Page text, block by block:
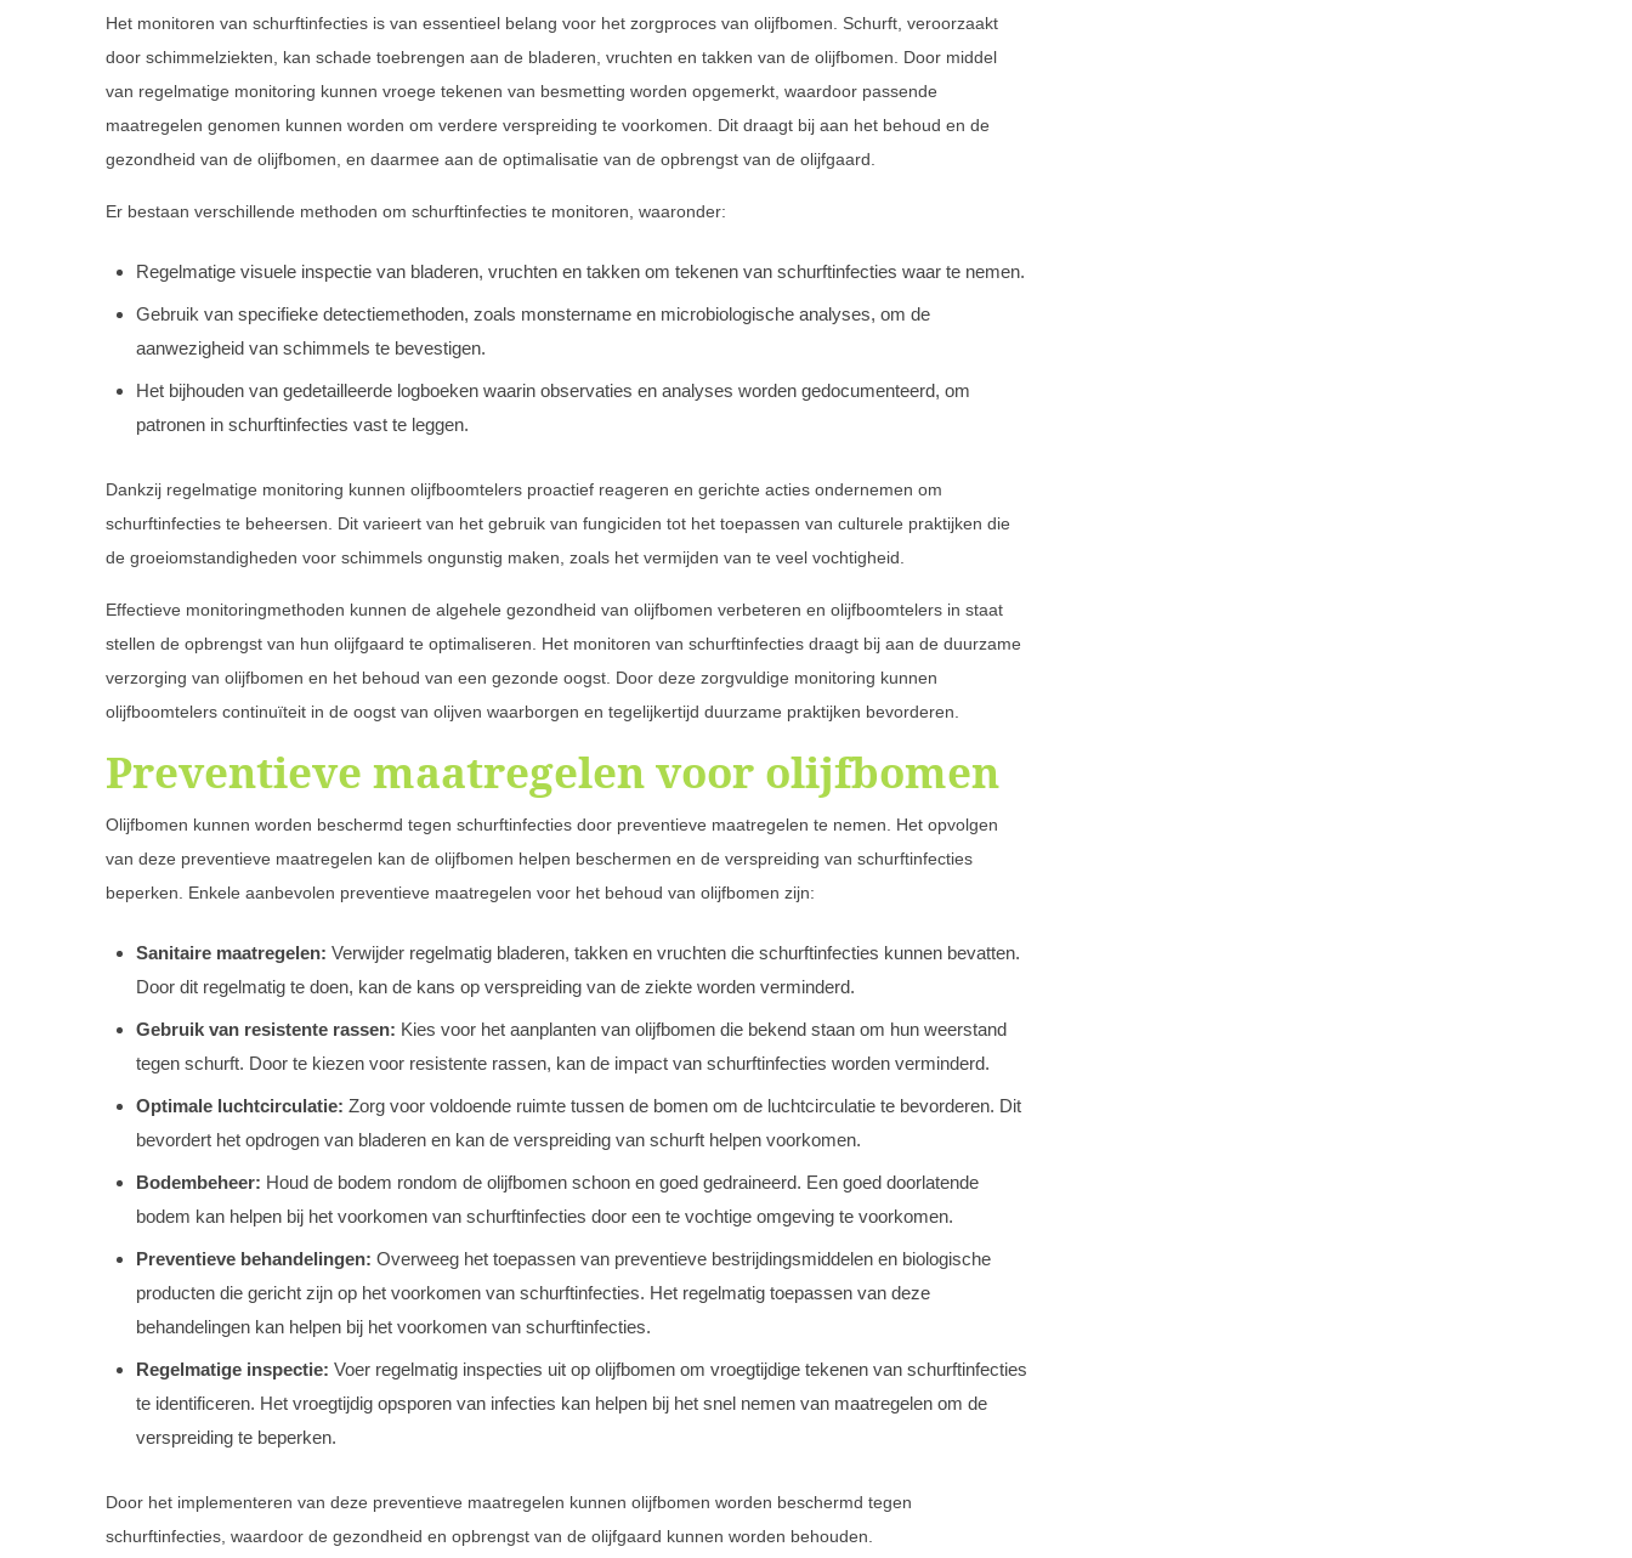
Het monitoren van schurftinfecties is van essentieel belang voor het zorgproces van olijfbomen. Schurft, veroorzaakt
door schimmelziekten, kan schade toebrengen aan de bladeren, vruchten en takken van de olijfbomen. Door middel
van regelmatige monitoring kunnen vroege tekenen van besmetting worden opgemerkt, waardoor passende
maatregelen genomen kunnen worden om verdere verspreiding te voorkomen. Dit draagt bij aan het behoud en de
gezondheid van de olijfbomen, en daarmee aan de optimalisatie van de opbrengst van de olijfgaard.
Er bestaan verschillende methoden om schurftinfecties te monitoren, waaronder:
Regelmatige visuele inspectie van bladeren, vruchten en takken om tekenen van schurftinfecties waar te nemen.
Gebruik van specifieke detectiemethoden, zoals monstername en microbiologische analyses, om de
aanwezigheid van schimmels te bevestigen.
Het bijhouden van gedetailleerde logboeken waarin observaties en analyses worden gedocumenteerd, om
patronen in schurftinfecties vast te leggen.
Dankzij regelmatige monitoring kunnen olijfboomtelers proactief reageren en gerichte acties ondernemen om
schurftinfecties te beheersen. Dit varieert van het gebruik van fungiciden tot het toepassen van culturele praktijken die
de groeiomstandigheden voor schimmels ongunstig maken, zoals het vermijden van te veel vochtigheid.
Effectieve monitoringmethoden kunnen de algehele gezondheid van olijfbomen verbeteren en olijfboomtelers in staat
stellen de opbrengst van hun olijfgaard te optimaliseren. Het monitoren van schurftinfecties draagt bij aan de duurzame
verzorging van olijfbomen en het behoud van een gezonde oogst. Door deze zorgvuldige monitoring kunnen
olijfboomtelers continuïteit in de oogst van olijven waarborgen en tegelijkertijd duurzame praktijken bevorderen.
Preventieve maatregelen voor olijfbomen
Olijfbomen kunnen worden beschermd tegen schurftinfecties door preventieve maatregelen te nemen. Het opvolgen
van deze preventieve maatregelen kan de olijfbomen helpen beschermen en de verspreiding van schurftinfecties
beperken. Enkele aanbevolen preventieve maatregelen voor het behoud van olijfbomen zijn:
Sanitaire maatregelen: Verwijder regelmatig bladeren, takken en vruchten die schurftinfecties kunnen bevatten.
Door dit regelmatig te doen, kan de kans op verspreiding van de ziekte worden verminderd.
Gebruik van resistente rassen: Kies voor het aanplanten van olijfbomen die bekend staan om hun weerstand
tegen schurft. Door te kiezen voor resistente rassen, kan de impact van schurftinfecties worden verminderd.
Optimale luchtcirculatie: Zorg voor voldoende ruimte tussen de bomen om de luchtcirculatie te bevorderen. Dit
bevordert het opdrogen van bladeren en kan de verspreiding van schurft helpen voorkomen.
Bodembeheer: Houd de bodem rondom de olijfbomen schoon en goed gedraineerd. Een goed doorlatende
bodem kan helpen bij het voorkomen van schurftinfecties door een te vochtige omgeving te voorkomen.
Preventieve behandelingen: Overweeg het toepassen van preventieve bestrijdingsmiddelen en biologische
producten die gericht zijn op het voorkomen van schurftinfecties. Het regelmatig toepassen van deze
behandelingen kan helpen bij het voorkomen van schurftinfecties.
Regelmatige inspectie: Voer regelmatig inspecties uit op olijfbomen om vroegtijdige tekenen van schurftinfecties
te identificeren. Het vroegtijdig opsporen van infecties kan helpen bij het snel nemen van maatregelen om de
verspreiding te beperken.
Door het implementeren van deze preventieve maatregelen kunnen olijfbomen worden beschermd tegen
schurftinfecties, waardoor de gezondheid en opbrengst van de olijfgaard kunnen worden behouden.